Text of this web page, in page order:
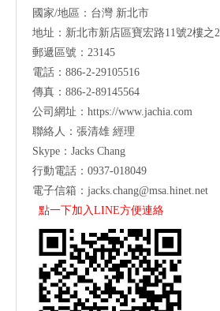
國家/地區：台灣 新北市
地址：新北市新店區寶宏路11號2樓之2
郵遞區號：23145
電話：886-2-29105516
傳真：886-2-89145564
公司網址： https://www.jachia.com
聯絡人：張清雄 經理
Skype：Jacks Chang
行動電話：0937-018049
電子信箱： jacks.chang@msa.hinet.net
點一下加入LINE方便連絡